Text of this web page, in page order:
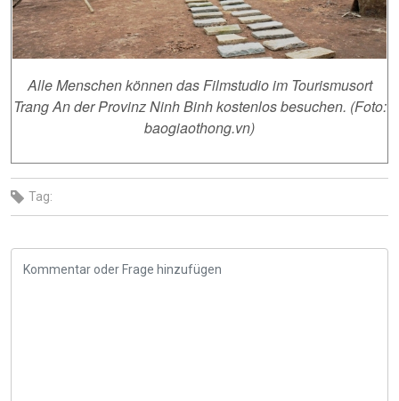
Alle Menschen können das Filmstudio im Tourismusort
Trang An der Provinz Ninh Binh kostenlos besuchen. (Foto:
baogiaothong.vn)
Tag: